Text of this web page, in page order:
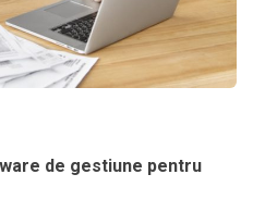
de gestiune pentru